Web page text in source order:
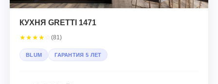
КУХНЯ GRETTI 1471
★★★★ (81)
BLUM ГАРАНТИЯ 5 ЛЕТ